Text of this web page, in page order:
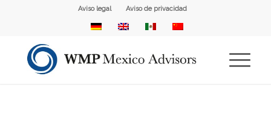
Aviso legal Aviso de privacidad